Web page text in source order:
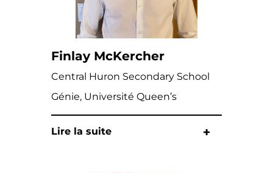
Finlay McKercher
Central Huron Secondary School
Génie, Université Queen’s
Lire la suite